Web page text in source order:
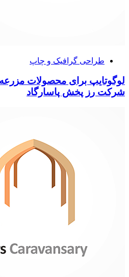
طراحی گرافیک و چاپ
لوگوتایپ برای محصولات
شرکت رز پخش پاسارگاد